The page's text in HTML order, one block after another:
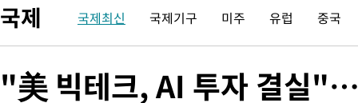
-16327초 전 >
이군이 불법 군시설 건설한 레바논 남부에서 레바논군 3명 폭
-13445초 전 >[속보]美중부 사령관, 이스라엘 긴급방문 다중화된 전선 상황
보, 언론 누출”
-11478초 전 >‘축구의 신’ 아르헨티나 축구 선수 메시의 부친 지병 별세
국제 국제최신 국제기구 미주 유럽 중국
"美 빅테크, AI 투자 결실